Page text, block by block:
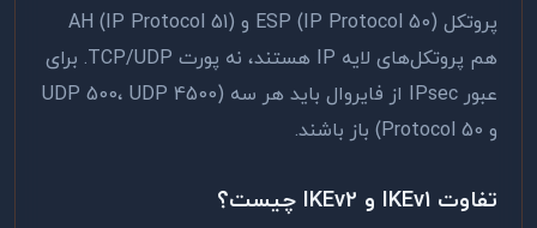
پروتکل ESP (IP Protocol 50) و AH (IP Protocol 51)
هم پروتکل‌های لایه IP هستند، نه پورت TCP/UDP. برای
عبور IPsec از فایروال باید هر سه (UDP 500، UDP 4500
و Protocol 50) باز باشند.
تفاوت IKEv1 و IKEv2 چیست؟